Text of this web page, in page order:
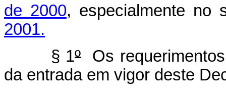
de 2000, especialmente no
2001.
§ 1ºOs requerimentos
da entrada em vigor deste